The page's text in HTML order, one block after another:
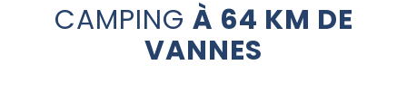
CAMPING À 64 KM DE
VANNES